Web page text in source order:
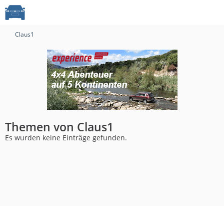
Claus1
Themen von Claus1
Es wurden keine Einträge gefunden.